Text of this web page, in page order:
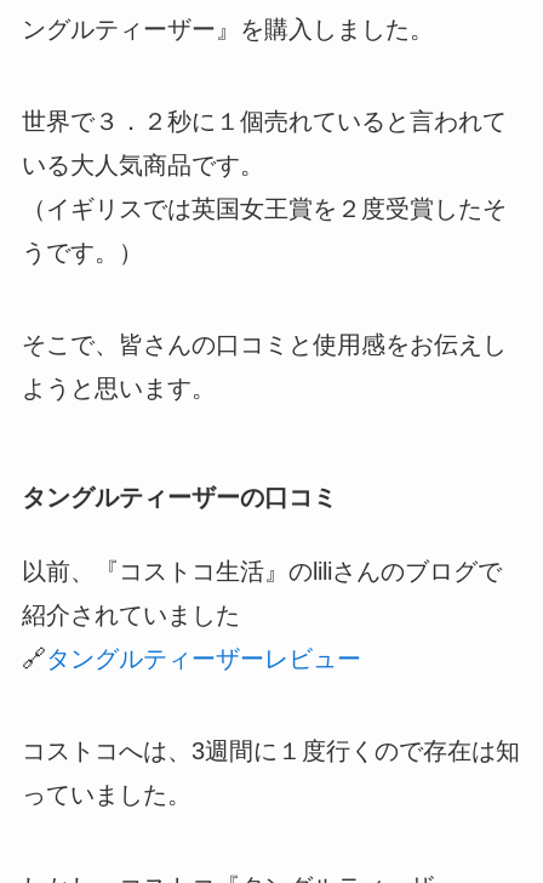
ングルティーザー』を購入しました。
世界で３．２秒に１個売れていると言われて
いる大人気商品です。
（イギリスでは英国女王賞を２度受賞したそ
うです。）
そこで、皆さんの口コミと使用感をお伝えし
ようと思います。
タングルティーザーの口コミ
以前、『コストコ生活』のliliさんのブログで
紹介されていました
🔗タングルティーザーレビュー
コストコへは、3週間に１度行くので存在は知
っていました。